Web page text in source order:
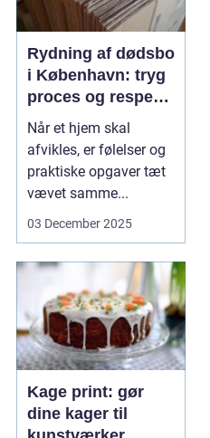
Rydning af dødsbo
i København: tryg
proces og respekt
for boet
Når et hjem skal
afvikles, er følelser og
praktiske opgaver tæt
vævet samme...
03 December 2025
Kage print: gør
dine kager til